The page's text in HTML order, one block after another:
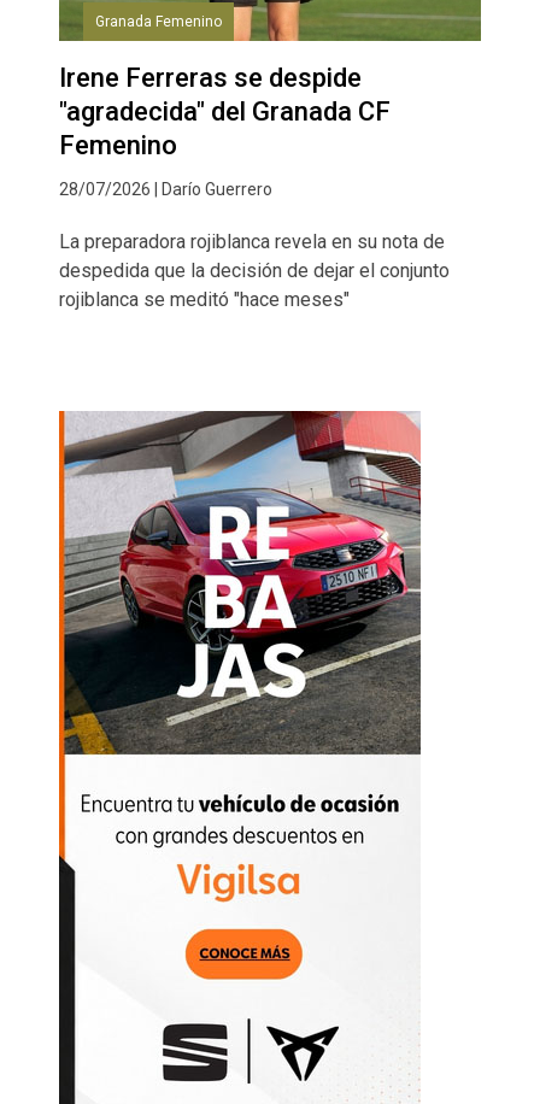
Granada Femenino
Irene Ferreras se despide
"agradecida" del Granada CF
Femenino
28/07/2026 | Darío Guerrero
La preparadora rojiblanca revela en su nota de
despedida que la decisión de dejar el conjunto
rojiblanca se meditó "hace meses"